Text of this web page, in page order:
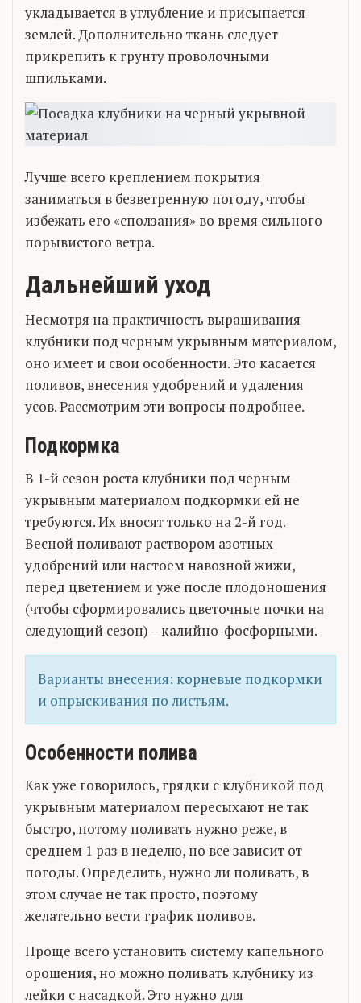
укладывается в углубление и присыпается
землей. Дополнительно ткань следует
прикрепить к грунту проволочными
шпильками.
Лучше всего креплением покрытия
заниматься в безветренную погоду, чтобы
избежать его «сползания» во время сильного
порывистого ветра.
Дальнейший уход
Несмотря на практичность выращивания
клубники под черным укрывным материалом,
оно имеет и свои особенности. Это касается
поливов, внесения удобрений и удаления
усов. Рассмотрим эти вопросы подробнее.
Подкормка
В 1-й сезон роста клубники под черным
укрывным материалом подкормки ей не
требуются. Их вносят только на 2-й год.
Весной поливают раствором азотных
удобрений или настоем навозной жижи,
перед цветением и уже после плодоношения
(чтобы сформировались цветочные почки на
следующий сезон) – калийно-фосфорными.
Варианты внесения: корневые подкормки
и опрыскивания по листьям.
Особенности полива
Как уже говорилось, грядки с клубникой под
укрывным материалом пересыхают не так
быстро, потому поливать нужно реже, в
среднем 1 раз в неделю, но все зависит от
погоды. Определить, нужно ли поливать, в
этом случае не так просто, поэтому
желательно вести график поливов.
Проще всего установить систему капельного
орошения, но можно поливать клубнику из
лейки с насадкой. Это нужно для